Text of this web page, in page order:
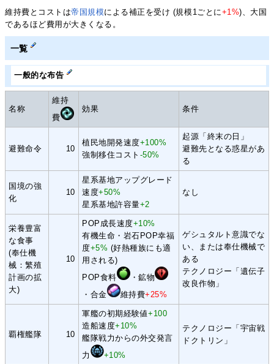
維持費とコストは帝国規模による補正を受け (規模1ごとに+1%)、大国
であるほど費用が大きくなる。
一覧
一般的な布告
名称
維持
費
効果 条件
避難命令 10
植民地開発速度+100%
強制移住コスト -50%
起源「終末の日」
避難先となる惑星があ
る
国境の強
化
10
星系基地アップグレード
速度+50%
星系基地許容量+2
なし
栄養豊富
な食事
(奉仕機
械：繁殖
計画の拡
大)
10
POP成長速度+10%
有機生命・岩石POP幸福
度+5% (好熱種族にも適
用される)
POP食料
・鉱物
・合金
維持費+25%
ゲシュタルト意識でな
い、または奉仕機械で
ある
テクノロジー「遺伝子
改良作物」
覇権艦隊 10
軍艦の初期経験値+100
造船速度+10%
艦隊戦力からの外交発言
力
+10%
テクノロジー「宇宙戦
ドクトリン」